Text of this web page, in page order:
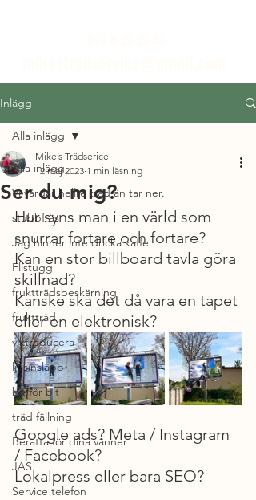
Inlägg
Alla inlägg
Vi vårdar hellre träd än tar ner.
stubbfräs
Jag hinner inte dricka kaffe
Flistugg
fruktträdsbeskärning
fruktträd
viktreducera
ljusinsläpp
bit för bit
träd fällning
Berätta för dina vänner
JAS
Service telefon
Alla inlägg
Ser du mig?
Mike’s Trädserice
12 maj 2023 1 min läsning
Hur syns man i en värld som
snurrar fortare och fortare?
Kan en stor billboard tavla göra
skillnad?
Kanske ska det då vara en tapet
eller en elektronisk?
Google ads? Meta / Instagram
/ Facebook?
Lokalpress eller bara SEO?